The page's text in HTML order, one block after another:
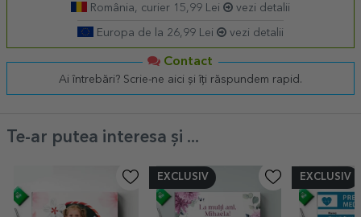
România, curier 15,99 Lei vezi detalii
Europa de la 26,99 Lei vezi detalii
Contact
Ai întrebări? Scrie-ne aici și îți răspundem rapid.
Te-ar putea interesa și ...
EXCLUSIV EXCLUSIV